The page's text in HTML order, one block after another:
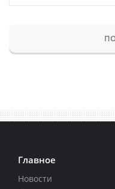
Главное
Новости